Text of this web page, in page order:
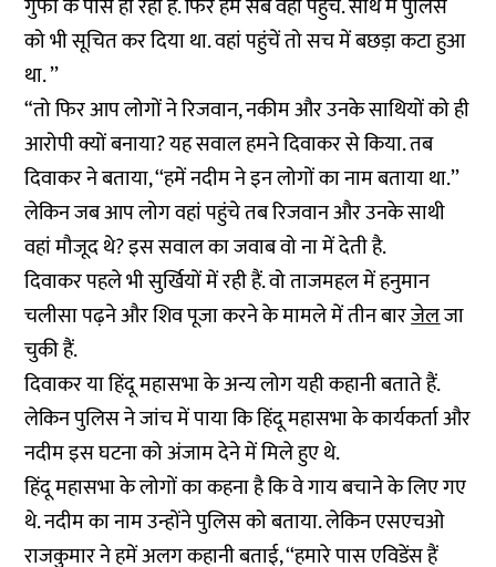
गुफा के पास हो रही है. फिर हम सब वहां पहुंचे. साथ में पुलिस
को भी सूचित कर दिया था. वहां पहुंचें तो सच में बछड़ा कटा हुआ
था. ’’
“तो फिर आप लोगों ने रिजवान, नकीम और उनके साथियों को ही
आरोपी क्यों बनाया? यह सवाल हमने दिवाकर से किया. तब
दिवाकर ने बताया, ‘‘हमें नदीम ने इन लोगों का नाम बताया था.’’
लेकिन जब आप लोग वहां पहुंचे तब रिजवान और उनके साथी
वहां मौजूद थे? इस सवाल का जवाब वो ना में देती है.
दिवाकर पहले भी सुर्खियों में रही हैं. वो ताजमहल में हनुमान
चलीसा पढ़ने और शिव पूजा करने के मामले में तीन बारजेलजा
चुकी हैं.
दिवाकर या हिंदू महासभा के अन्य लोग यही कहानी बताते हैं.
लेकिन पुलिस ने जांच में पाया कि हिंदू महासभा के कार्यकर्ता और
नदीम इस घटना को अंजाम देने में मिले हुए थे.
हिंदू महासभा के लोगों का कहना है कि वे गाय बचाने के लिए गए
थे. नदीम का नाम उन्होंने पुलिस को बताया. लेकिन एसएचओ
राजकुमार ने हमें अलग कहानी बताई, ‘‘हमारे पास एविडेंस हैं